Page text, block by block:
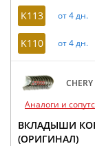
K113 от 4 дн.
K110 от 4 дн.
CHERY
Аналоги и
ВКЛАДЫШИ
(ОРИГИНАЛ)